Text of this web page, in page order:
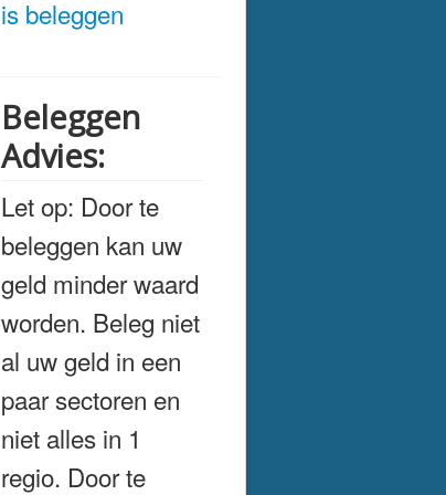
is beleggen
Beleggen
Advies:
Let op: Door te
beleggen kan uw
geld minder waard
worden. Beleg niet
al uw geld in een
paar sectoren en
niet alles in 1
regio. Door te